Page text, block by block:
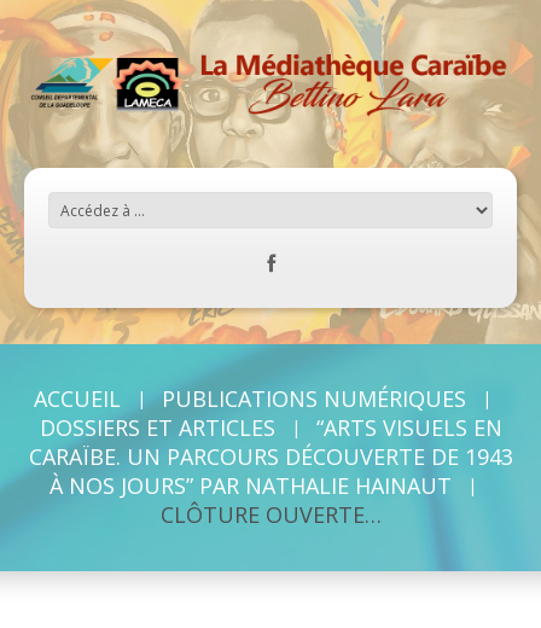
ACCUEIL
PUBLICATIONS NUMÉRIQUES
DOSSIERS ET ARTICLES
“ARTS VISUELS EN
CARAÏBE. UN PARCOURS DÉCOUVERTE DE 1943
À NOS JOURS” PAR NATHALIE HAINAUT
CLÔTURE OUVERTE…